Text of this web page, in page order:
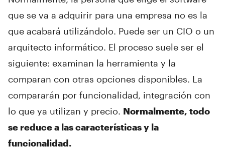
que se va a adquirir para una empresa no es la
que acabará utilizándolo. Puede ser un CIO o un
arquitecto informático. El proceso suele ser el
siguiente: examinan la herramienta y la
comparan con otras opciones disponibles. La
compararán por funcionalidad, integración con
lo que ya utilizan y precio. Normalmente, todo
se reduce a las características y la
funcionalidad.